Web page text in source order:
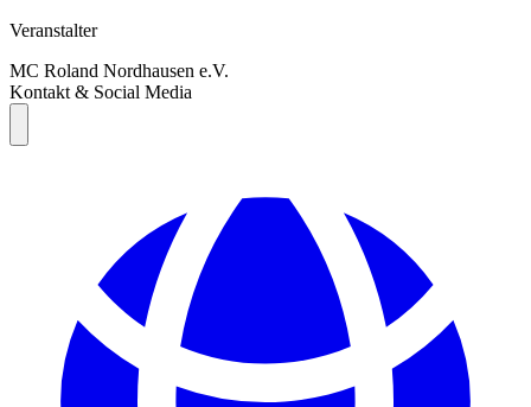
Veranstalter
MC Roland Nordhausen e.V.
Kontakt & Social Media